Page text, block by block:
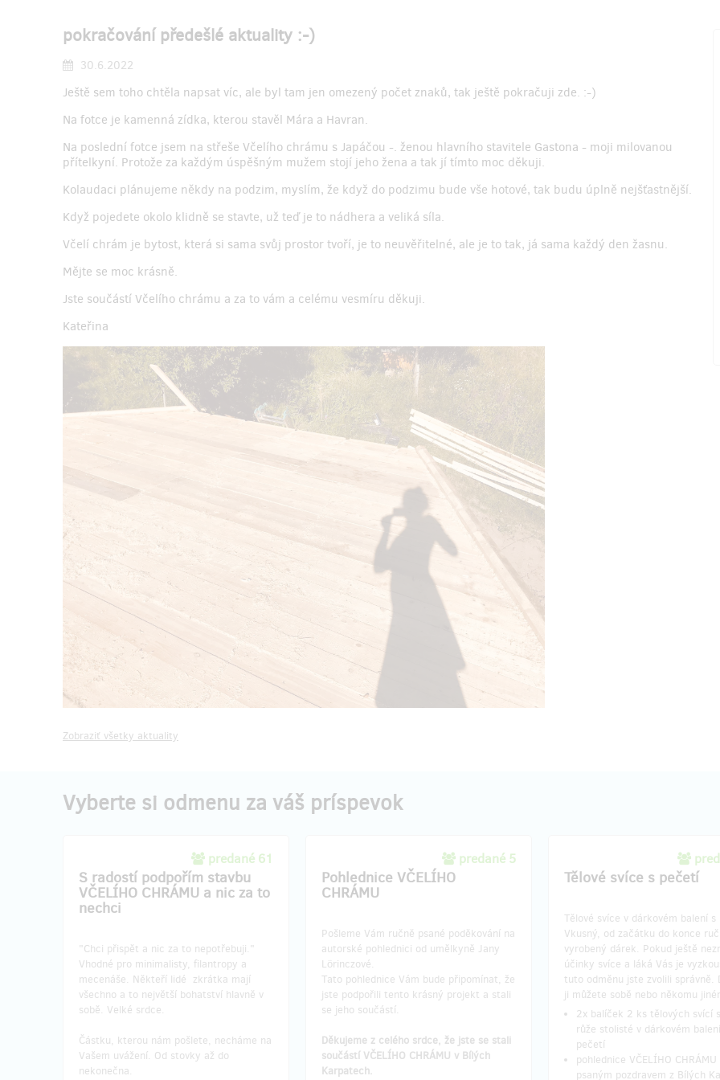
pokračování předešlé aktuality :-)
30.6.2022
Ještě sem toho chtěla napsat víc, ale byl tam jen omezený počet znaků, tak ještě pokračuji zde. :-)
Na fotce je kamenná zídka, kterou stavěl Mára a Havran.
Na poslední fotce jsem na střeše Včelího chrámu s Japáčou -. ženou hlavního stavitele Gastona - moji milovanou
přítelkyní. Protože za každým úspěšným mužem stojí jeho žena a tak jí tímto moc děkuji.
Kolaudaci plánujeme někdy na podzim, myslím, že když do podzimu bude vše hotové, tak budu úplně nejšťastnější.
Když pojedete okolo klidně se stavte, už teď je to nádhera a veliká síla.
Včelí chrám je bytost, která si sama svůj prostor tvoří, je to neuvěřitelné, ale je to tak, já sama každý den žasnu.
Mějte se moc krásně.
Jste součástí Včelího chrámu a za to vám a celému vesmíru děkuji.
Kateřina
Zobraziť všetky aktuality
Vyberte si odmenu za váš príspevok
predané 61
S radostí podpořím stavbu
VČELÍHO CHRÁMU a nic za to
nechci
"Chci přispět a nic za to nepotřebuji."
Vhodné pro minimalisty, filantropy a
mecenáše. Někteří lidé zkrátka mají
všechno a to největší bohatství hlavně v
sobě. Velké srdce.
Částku, kterou nám pošlete, necháme na
Vašem uvážení. Od stovky až do
nekonečna.
predané 5
Pohlednice VČELÍHO
CHRÁMU
Pošleme Vám ručně psané poděkování na
autorské pohlednici od umělkyně Jany
Lörinczové.
Tato pohlednice Vám bude připomínat, že
jste podpořili tento krásný projekt a stali
se jeho součástí.
Děkujeme z celého srdce, že jste se stali
součástí VČELÍHO CHRÁMU v Bílých
Karpatech.
Tělové svíce s pečetí
Tělové svíce v dárkovém balení
Vkusný, od začátku do konce
vyrobený dárek. Pokud ještě
účinky svíce a láká Vás je
tuto odměnu jste zvolili správně.
ji můžete sobě nebo někomu
2x balíček 2 ks tělových svící
růže stolisté v dárkovém
pečetí
pohlednice VČELÍHO
psaným pozdravem z Bílých